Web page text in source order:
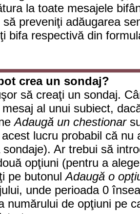
la toate mesajele
să preveniţi adăugarea
bifa respectivă din
crea un sondaj?
să creaţi un sondaj.
al unui subiect,
Adaugă un chestionar
lucru probabil că nu
sondaje). Ar trebui să
opţiuni (pentru a
pe butonulAdaugă o
unde perioada 0
numărului de opţiuni pe